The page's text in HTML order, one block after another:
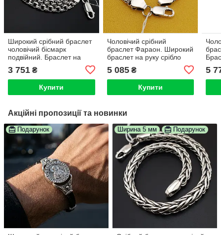
Широкий срібний браслет
чоловічий бісмарк
подвійний. Браслет на
руку срібло 925. Ширина 9
мм. Довжина 18,5 см
3 751 ₴
Купити
Чоловічий срібний
браслет Фараон. Широкий
браслет на руку срібло
мм. 22 розмір
5 085₴
Купити
5
Акційні пропозиції та новинки
Подарунок Ширина 5 мм Подарунок